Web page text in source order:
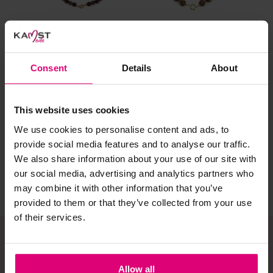
Consent Details About
This website uses cookies
We use cookies to personalise content and ads, to
provide social media features and to analyse our traffic.
We also share information about your use of our site with
our social media, advertising and analytics partners who
may combine it with other information that you’ve
provided to them or that they’ve collected from your use
of their services.
Allow all
Selecteer het wasgoed op kleur en was met een passend
wasmiddel.
Gebreide kledingstukken (met of zonder wol):
Allereerst: stel het wassen zo lang mogelijk uit.
Was in de wasmachine op een wol-programma. Dit
Was zo koud mogelijk.
Droog het kledingstuk liggend op een handdoek.
Controleer na het wassen op pilling en scheer het
kledingstuk indien nodig met een kledingtondeuse.
Kledingstukken met elastine zijn niet bestand tegen de hitte
van het strijkijzer en/of de droogtrommel. Ook in veel
Sunset Fashion
€ 19,95
Sunset Fashion
€ 19,95